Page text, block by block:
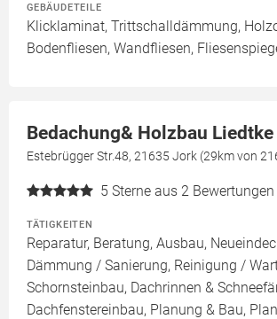
GEBÄUDETEILE
Klicklaminat, Trittschalldämmung,
Bodenfliesen, Wandfliesen,
Bedachung& Holzbau Liedtke
Estebrügger Str.48, 21635 Jork (29km von
5 Sterne aus 2 Bewertungen
TÄTIGKEITEN
Reparatur, Beratung, Ausbau,
Dämmung / Sanierung, Reinigung /
Schornsteinbau, Dachrinnen &
Dachfenstereinbau, Planung & Bau,